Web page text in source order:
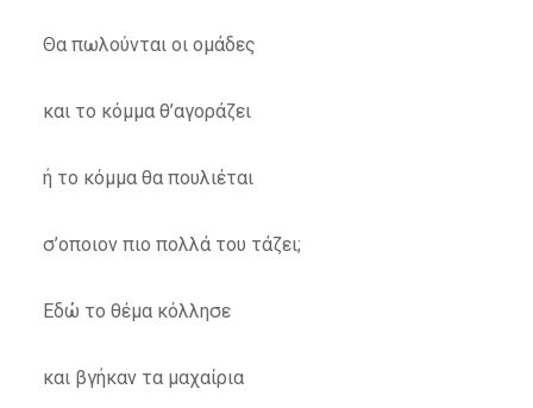
Θα πωλούνται οι ομάδες
και το κόμμα θ’αγοράζει
ή το κόμμα θα πουλιέται
σ’οποιον πιο πολλά του τάζει;
Εδώ το θέμα κόλλησε
και βγήκαν τα μαχαίρια